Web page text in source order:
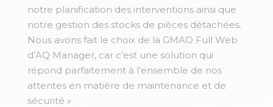
notre planification des interventions ainsi que
notre gestion des stocks de pièces détachées.
Nous avons fait le choix de la GMAO Full Web
d’AQ Manager, car c’est une solution qui
répond parfaitement à l’ensemble de nos
attentes en matière de maintenance et de
sécurité »